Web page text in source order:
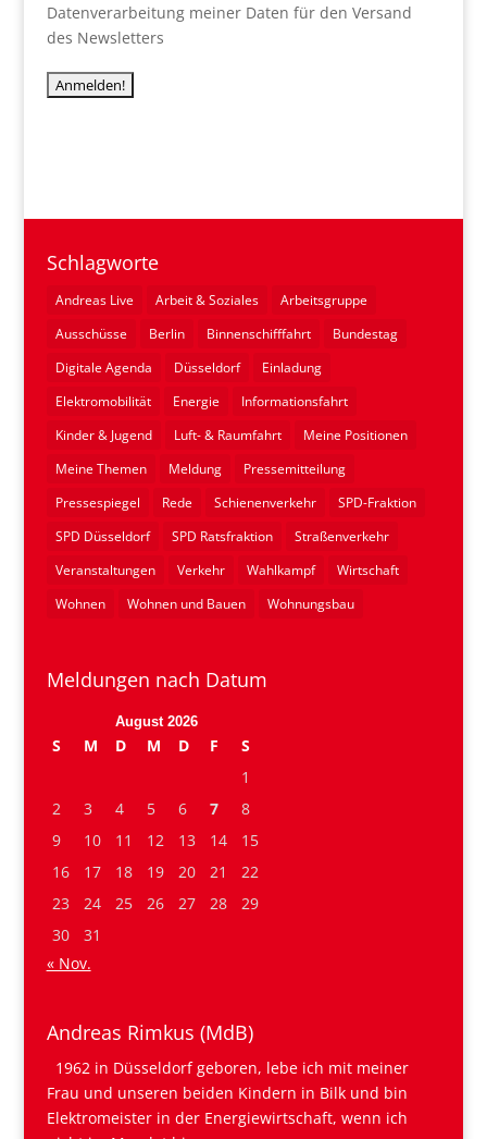
Datenverarbeitung meiner Daten für den Versand
des Newsletters
Schlagworte
Andreas Live Arbeit & Soziales
Arbeitsgruppe
Ausschüsse
Berlin Binnenschifffahrt
Bundestag
Digitale Agenda
Düsseldorf
Einladung
Elektromobilität
Energie
Informationsfahrt
Kinder & Jugend
Luft- & Raumfahrt
Meine Positionen
Meine Themen
Meldung
Pressemitteilung
Pressespiegel
Rede Schienenverkehr
SPD-Fraktion
SPD Düsseldorf
SPD Ratsfraktion
Straßenverkehr
Veranstaltungen
Verkehr Wahlkampf
Wirtschaft
Wohnen
Wohnen und Bauen Wohnungsbau
Meldungen nach Datum
August 2026
S M D M D F
S
1
2
3 4 5 6 7
8
9
10 11 12 13 14
15
16
17 18 19 20 21
22
23
24 25 26 27 28
29
30
31
« Nov.
Andreas Rimkus (MdB)
1962 in Düsseldorf geboren, lebe ich mit meiner
Frau und unseren beiden Kindern in Bilk und bin
Elektromeister in der Energiewirtschaft, wenn ich